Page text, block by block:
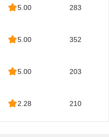
5.00 283
5.00 352
5.00 203
2.28 210